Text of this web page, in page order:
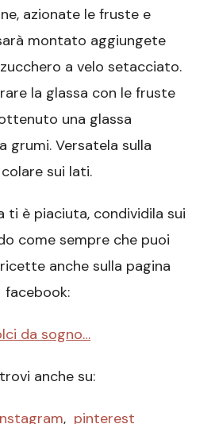
azionate le fruste e
montato aggiungete
a velo setacciato.
la glassa con le fruste
una glassa
grumi. Versatela sulla
sui lati.
ti è piaciuta, condividila sui
come sempre che puoi
anche sulla pagina
facebook:
da sogno…
anche su:
, pinterest